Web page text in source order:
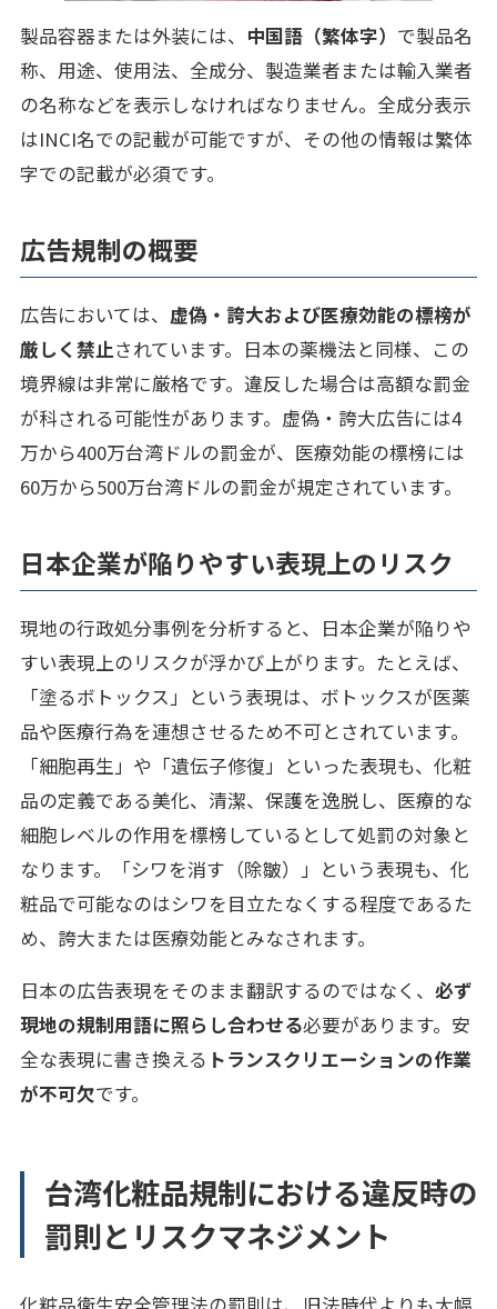
製品容器または外装には、 中国語（繁体字） で製品名
称、用途、使用法、全成分、製造業者または輸入業者
の名称などを表示しなければなりません。全成分表示
はINCI名での記載が可能ですが、その他の情報は繁体
字での記載が必須です。
広告規制の概要
広告においては、 虚偽・誇大および医療効能の標榜が
厳しく禁止されています。日本の薬機法と同様、この
境界線は非常に厳格です。違反した場合は高額な罰金
が科される可能性があります。虚偽・誇大広告には4
万から400万台湾ドルの罰金が、医療効能の標榜には
60万から500万台湾ドルの罰金が規定されています。
日本企業が陥りやすい表現上のリスク
現地の行政処分事例を分析すると、日本企業が陥りや
すい表現上のリスクが浮かび上がります。たとえば、
「塗るボトックス」という表現は、ボトックスが医薬
品や医療行為を連想させるため不可とされています。
「細胞再生」や「遺伝子修復」といった表現も、化粧
品の定義である美化、清潔、保護を逸脱し、医療的な
細胞レベルの作用を標榜しているとして処罰の対象と
なります。「シワを消す（除皺）」という表現も、化
粧品で可能なのはシワを目立たなくする程度であるた
め、誇大または医療効能とみなされます。
日本の広告表現をそのまま翻訳するのではなく、 必ず
現地の規制用語に照らし合わせる必要があります。安
全な表現に書き換える トランスクリエーションの作業
が不可欠です。
台湾化粧品規制における違反時の
罰則とリスクマネジメント